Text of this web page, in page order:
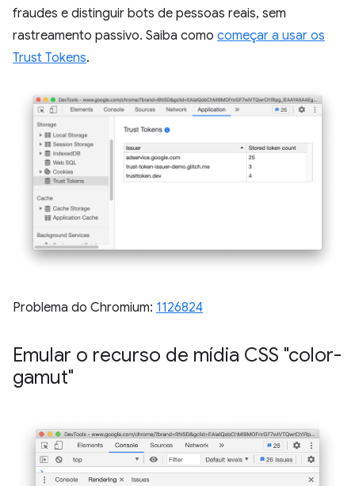
fraudes e distinguir bots de pessoas reais, sem
rastreamento passivo. Saiba como começar a usar os
Trust Tokens.
Problema do Chromium: 1126824
Emular o recurso de mídia CSS "color-
gamut"